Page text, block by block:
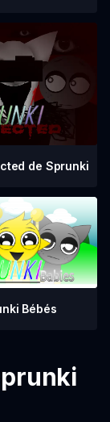
de Sprunki
Bébés